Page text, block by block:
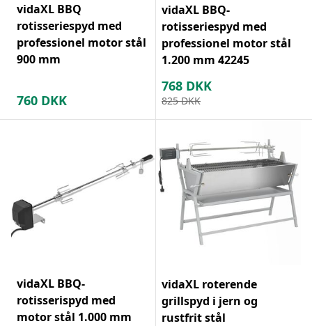
vidaXL BBQ
rotisseriespyd med
professionel motor stål
900 mm
760 DKK
vidaXL BBQ-
rotisseriespyd med
professionel motor stål
1.200 mm 42245
768 DKK
825 DKK
vidaXL BBQ-
rotisserispyd med
motor stål 1.000 mm
vidaXL roterende
grillspyd i jern og
rustfrit stål